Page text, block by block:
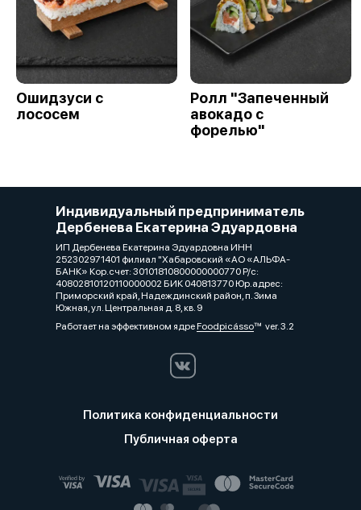
Ошидзуси с
лососем
Ролл "Запеченный
авокадо с
форелью"
Индивидуальный предприниматель
Дербенева Екатерина Эдуардовна
ИП Дербенева Екатерина Эдуардовна ИНН
252302971401 филиал "Хабаровский «АО «АЛЬФА-
БАНК» Кор.счет: 30101810800000000770 Р/с:
40802810120110000002 БИК 040813770 Юр.адрес:
Приморский край, Надеждинский район, п. Зима
Южная, ул. Центральная д. 8, кв. 9
Работает на эффективном ядреFoodpicássover. 3.2
Политика конфиденциальности
Публичная оферта